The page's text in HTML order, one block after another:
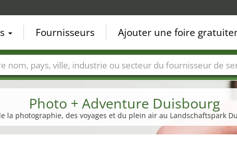
Photo + Adventure Duisbourg
la photographie, des voyages et du plein air au Landschaftspark
Fournisseurs Ajouter une foire
Villes Secteurs de foire Secteurs du fournisseur de